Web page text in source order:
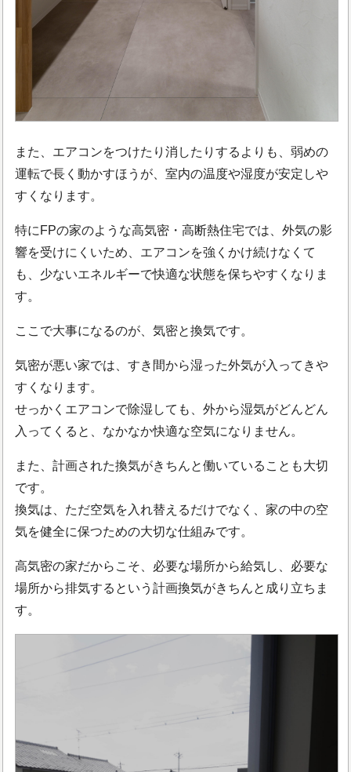
また、エアコンをつけたり消したりするよりも、弱めの
運転で長く動かすほうが、室内の温度や湿度が安定しや
すくなります。
特にFPの家のような高気密・高断熱住宅では、外気の影
響を受けにくいため、エアコンを強くかけ続けなくて
も、少ないエネルギーで快適な状態を保ちやすくなりま
す。
ここで大事になるのが、気密と換気です。
気密が悪い家では、すき間から湿った外気が入ってきや
すくなります。
せっかくエアコンで除湿しても、外から湿気がどんどん
入ってくると、なかなか快適な空気になりません。
また、計画された換気がきちんと働いていることも大切
です。
換気は、ただ空気を入れ替えるだけでなく、家の中の空
気を健全に保つための大切な仕組みです。
高気密の家だからこそ、必要な場所から給気し、必要な
場所から排気するという計画換気がきちんと成り立ちま
す。